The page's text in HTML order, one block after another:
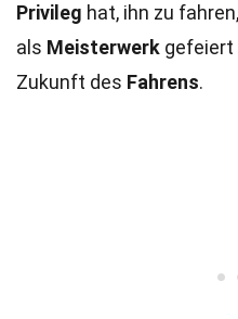
Privileg hat, ihn zu
als Meisterwerk gefeiert
Zukunft des Fahrens.